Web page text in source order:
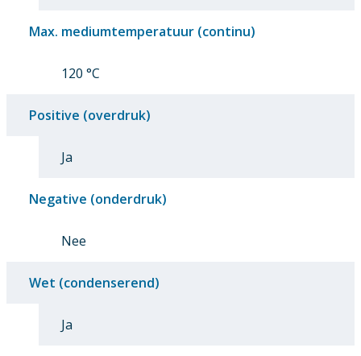
Max. mediumtemperatuur (continu)
120 °C
Positive (overdruk)
Ja
Negative (onderdruk)
Nee
Wet (condenserend)
Ja